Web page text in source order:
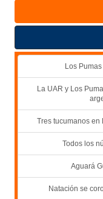
Los
La UAR y Los
Tres tucumanos en
Todos los
Aguará
Natación se